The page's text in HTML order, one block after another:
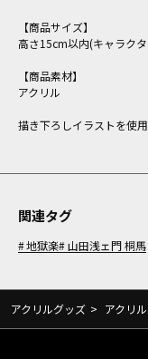
【商品サイズ】
高さ15cm以内(キャラク
【商品素材】
アクリル
描き下ろしイラストを使
関連タグ
地獄楽 山田浅ェ門 桐馬
アクリルグッズ > アクリ